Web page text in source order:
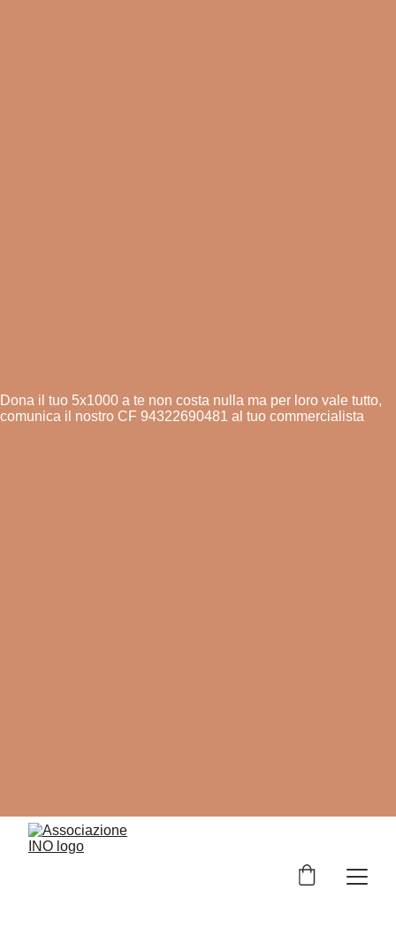
Dona il tuo 5x1000 a te non costa nulla ma per loro vale tutto,
comunica il nostro CF 94322690481 al tuo commercialista